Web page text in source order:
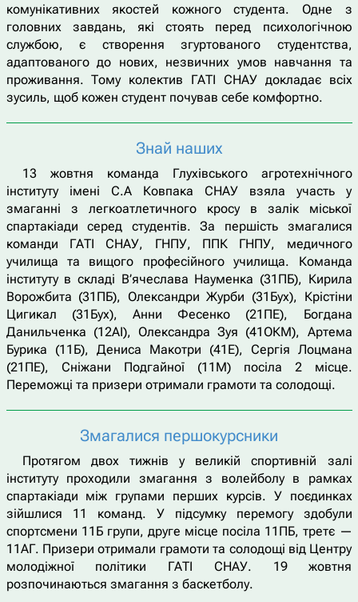
комунікативних якостей кожного студента. Одне з
головних завдань, які стоять перед психологічною
службою, є створення згуртованого студентства,
адаптованого до нових, незвичних умов навчання та
проживання. Тому колектив ГАТІ СНАУ докладає всіх
зусиль, щоб кожен студент почував себе комфортно.
Знай наших
13 жовтня команда Глухівського агротехнічного
інституту імені С.А Ковпака СНАУ взяла участь у
змаганні з легкоатлетичного кросу в залік міської
спартакіади серед студентів. За першість змагалися
команди ГАТІ СНАУ, ГНПУ, ППК ГНПУ, медичного
училища та вищого професійного училища. Команда
інституту в складі В’ячеслава Науменка (31ПБ), Кирила
Ворожбита (31ПБ), Олександри Журби (31Бух), Крістіни
Цигикал (31Бух), Анни Фесенко (21ПЕ), Богдана
Данильченка (12АІ), Олександра Зуя (41ОКМ), Артема
Бурика (11Б), Дениса Макотри (41Е), Сергія Лоцмана
(21ПЕ), Сніжани Подгайної (11М) посіла 2 місце.
Переможці та призери отримали грамоти та солодощі.
Змагалися першокурсники
Протягом двох тижнів у великій спортивній залі
інституту проходили змагання з волейболу в рамках
спартакіади між групами перших курсів. У поєдинках
зійшлися 11 команд. У підсумку перемогу здобули
спортсмени 11Б групи, друге місце посіла 11ПБ, третє —
11АГ. Призери отримали грамоти та солодощі від Центру
молодіжної політики ГАТІ СНАУ. 19 жовтня
розпочинаються змагання з баскетболу.